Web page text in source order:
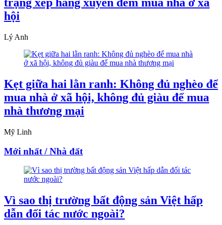
hội
Lý Anh
Kẹt giữa hai lằn ranh: Không đủ nghèo để
mua nhà ở xã hội, không đủ giàu để mua
nhà thương mại
Mỹ Linh
Mới nhất / Nhà đất
Vì sao thị trường bất động sản Việt hấp
dẫn đối tác nước ngoài?